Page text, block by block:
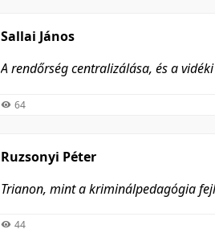
Sallai János
A rendőrség centralizálása, és a
64
Ruzsonyi Péter
Trianon, mint a kriminálpedagógia
44